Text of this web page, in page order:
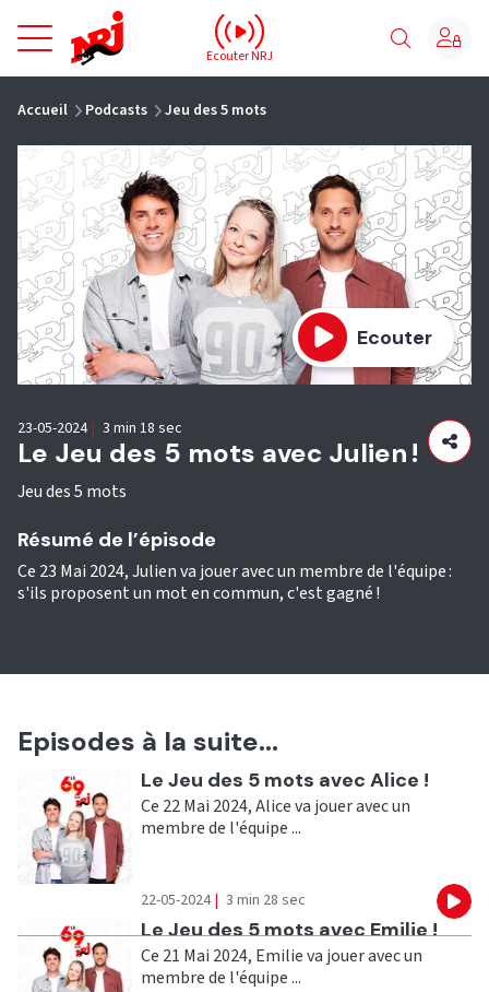
NRJ - Accueil
Ecouter NRJ
Accueil Podcasts Jeu des 5 mots
Ecouter
Le Jeu des 5 mots avec Julien !
Jeu des 5 mots
23-05-2024 | 3 min 18 sec
Résumé de l’épisode
Ce 23 Mai 2024, Julien va jouer avec un membre de l'équipe :
s'ils proposent un mot en commun, c'est gagné !
Episodes à la suite...
Ecouter
Le Jeu des 5 mots avec Alice !
Ce 22 Mai 2024, Alice va jouer avec un
membre de l'équipe ...
22-05-2024 | 3 min 28 sec
Ecouter
Le Jeu des 5 mots avec Emilie !
Ce 21 Mai 2024, Emilie va jouer avec un
membre de l'équipe ...